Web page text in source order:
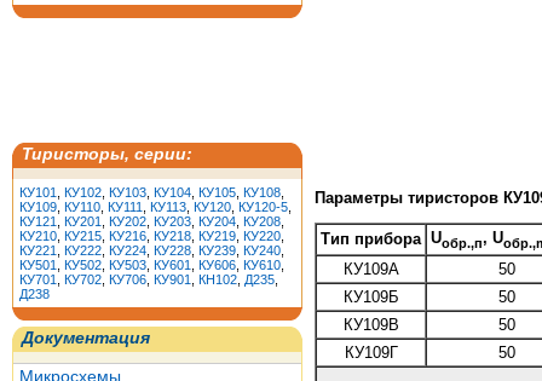
Тиристоры, серии:
КУ101 КУ102 КУ103 КУ104 КУ105 КУ108
КУ109 КУ110 КУ111 КУ113 КУ120 КУ120-5
КУ121
КУ201 КУ202 КУ203 КУ204 КУ208
КУ210 КУ215 КУ216 КУ218 КУ219 КУ220
КУ221
КУ222 КУ224 КУ228 КУ239 КУ240
КУ501
КУ502 КУ503 КУ601 КУ606 КУ610
КУ701
КУ702 КУ706 КУ901 КН102 Д235
Д238
Документация
Микросхемы
Параметры тиристоров
Тип прибора Uобр.,п, U
КУ109А
50
КУ109Б
50
КУ109В
50
КУ109Г
50